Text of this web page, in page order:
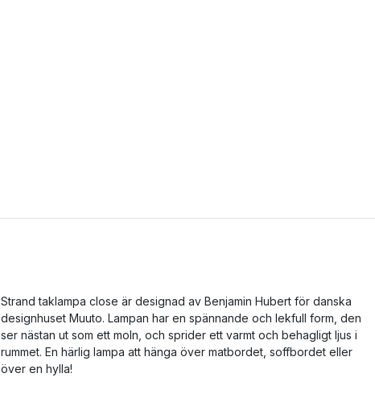
Strand taklampa close är designad av Benjamin Hubert för danska
designhuset Muuto. Lampan har en spännande och lekfull form, den
ser nästan ut som ett moln, och sprider ett varmt och behagligt ljus i
rummet. En härlig lampa att hänga över matbordet, soffbordet eller
över en hylla!